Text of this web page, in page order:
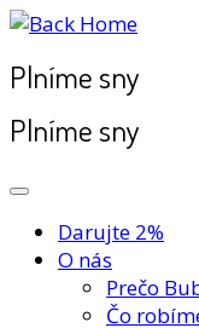
Plníme sny
Plníme sny
Darujte 2%
O nás
Prečo
Čo